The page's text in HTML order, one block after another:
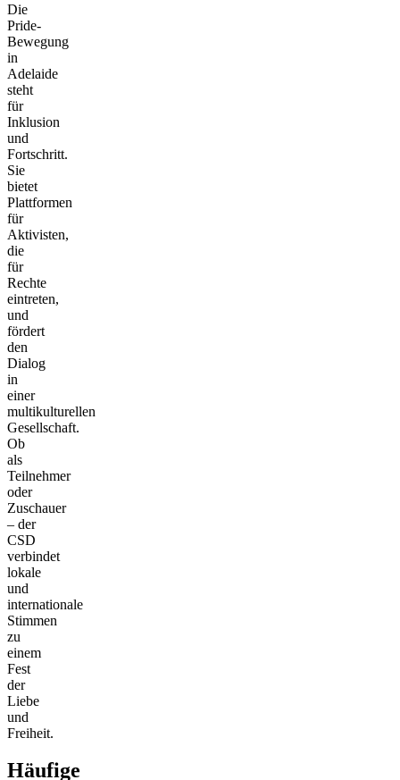
Die
Pride-
Bewegung
in
Adelaide
steht
für
Inklusion
und
Fortschritt.
Sie
bietet
Plattformen
für
Aktivisten,
die
für
Rechte
eintreten,
und
fördert
den
Dialog
in
einer
multikulturellen
Gesellschaft.
Ob
als
Teilnehmer
oder
Zuschauer
– der
CSD
verbindet
lokale
und
internationale
Stimmen
zu
einem
Fest
der
Liebe
und
Freiheit.
Häufige